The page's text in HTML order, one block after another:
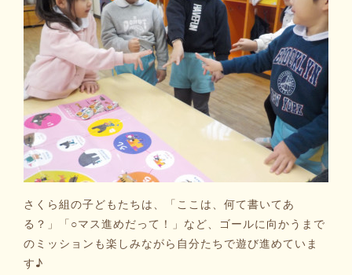
さくら組の子どもたちは、「ここは、何て書いてあ
る？」「○マス進めだって！」など、ゴールに向かうまで
のミッションも楽しみながら自分たちで遊び進めていま
す♪